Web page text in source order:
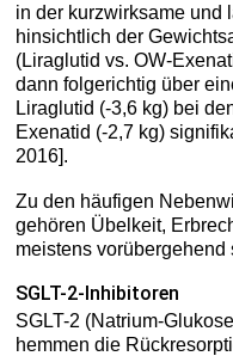
in der kurzwirksame und
hinsichtlich der
(Liraglutid vs. OW-
dann folgerichtig über
Liraglutid (-3,6 kg) bei
Exenatid (-2,7 kg)
2016].
Zu den häufigen
gehören Übelkeit,
meistens vorübergehend
SGLT-2-Inhibitoren
SGLT-2 (Natrium-
hemmen die